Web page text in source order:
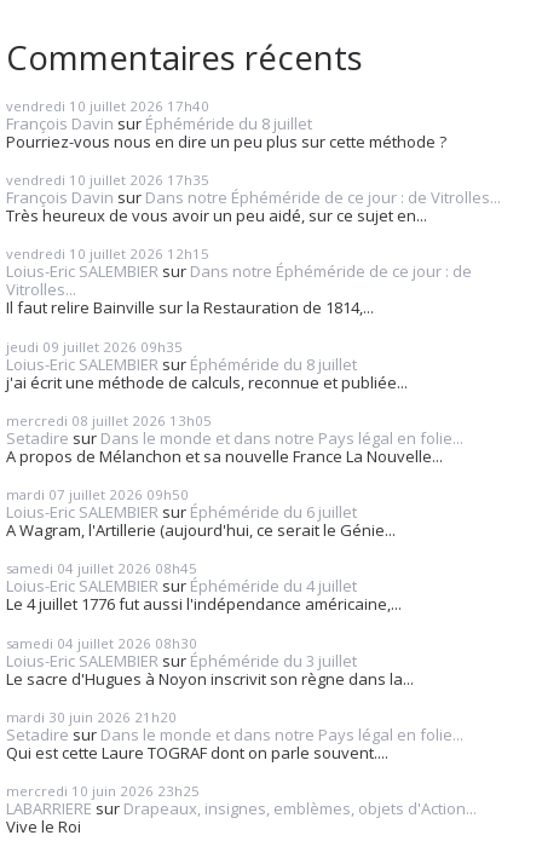
Commentaires récents
vendredi 10 juillet 2026 17h40
François Davin sur Éphéméride du 8 juillet
Pourriez-vous nous en dire un peu plus sur cette méthode ?
vendredi 10 juillet 2026 17h35
François Davin sur Dans notre Éphéméride de ce jour : de Vitrolles...
Très heureux de vous avoir un peu aidé, sur ce sujet en...
vendredi 10 juillet 2026 12h15
Loius-Eric SALEMBIER sur Dans notre Éphéméride de ce jour : de
Vitrolles...
Il faut relire Bainville sur la Restauration de 1814,...
jeudi 09 juillet 2026 09h35
Loius-Eric SALEMBIER sur Éphéméride du 8 juillet
j'ai écrit une méthode de calculs, reconnue et publiée...
mercredi 08 juillet 2026 13h05
Setadire sur Dans le monde et dans notre Pays légal en folie...
A propos de Mélanchon et sa nouvelle France La Nouvelle...
mardi 07 juillet 2026 09h50
Loius-Eric SALEMBIER sur Éphéméride du 6 juillet
A Wagram, l'Artillerie (aujourd'hui, ce serait le Génie...
samedi 04 juillet 2026 08h45
Loius-Eric SALEMBIER sur Éphéméride du 4 juillet
Le 4 juillet 1776 fut aussi l'indépendance américaine,...
samedi 04 juillet 2026 08h30
Loius-Eric SALEMBIER sur Éphéméride du 3 juillet
Le sacre d'Hugues à Noyon inscrivit son règne dans la...
mardi 30 juin 2026 21h20
Setadire sur Dans le monde et dans notre Pays légal en folie...
Qui est cette Laure TOGRAF dont on parle souvent....
mercredi 10 juin 2026 23h25
LABARRIERE sur Drapeaux, insignes, emblèmes, objets d'Action...
Vive le Roi